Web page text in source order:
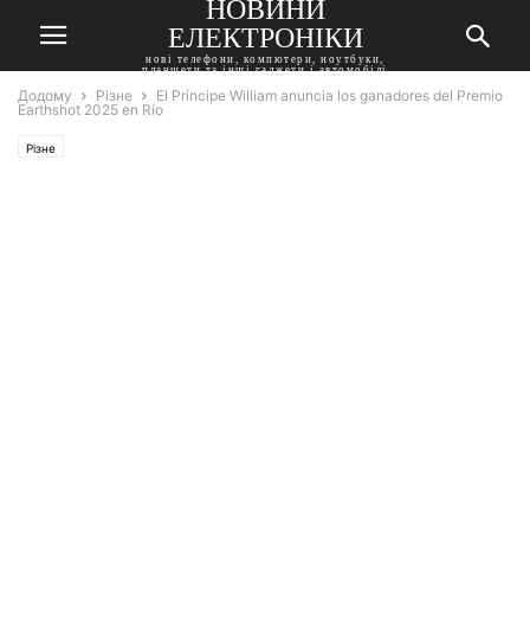
НОВИНИ
ЕЛЕКТРОНІКИ
нові телефони, компютери, ноутбуки,
планшети та інші гаджети і автомобілі
Додому Різне
El Príncipe William anuncia los ganadores del Premio
Earthshot 2025 en Río
Різне